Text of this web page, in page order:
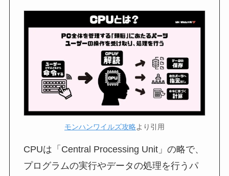
モンハンワイルズ攻略より引用
CPUは「Central Processing Unit」の略で、
プログラムの実行やデータの処理を行うパ